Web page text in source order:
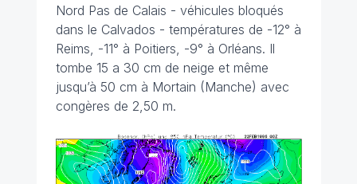
Nord Pas de Calais - véhicules bloqués
dans le Calvados - températures de -12° à
Reims, -11° à Poitiers, -9° à Orléans. Il
tombe 15 a 30 cm de neige et même
jusqu’à 50 cm à Mortain (Manche) avec
congères de 2,50 m.